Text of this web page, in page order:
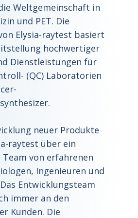
Weltgemeinschaft in
und PET. Die
Elysia-raytest basiert
hochwertiger
Dienstleistungen für
(QC) Laboratorien
neuer Produkte
raytest über ein
Team von erfahrenen
Ingenieuren und
Entwicklungsteam
immer an den
Kunden. Die